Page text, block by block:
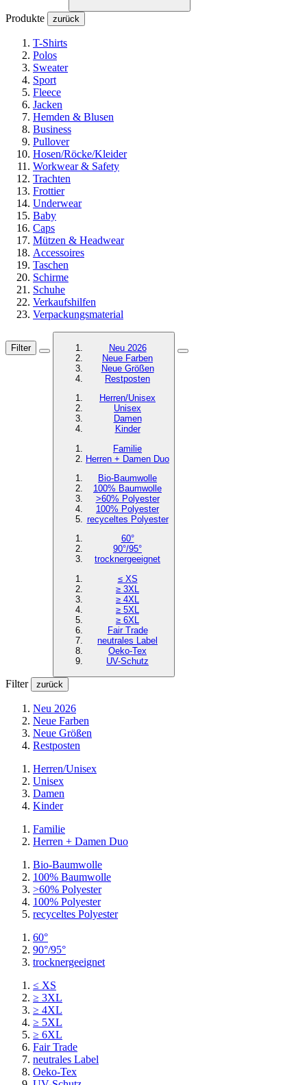
Produkte zurück
T-Shirts
Polos
Sweater
Sport
Fleece
Jacken
Hemden & Blusen
Business
Pullover
Hosen/Röcke/Kleider
Workwear & Safety
Trachten
Frottier
Underwear
Baby
Caps
Mützen & Headwear
Accessoires
Taschen
Schirme
Schuhe
Verkaufshilfen
Verpackungsmaterial
Filter
Neu 2026
Neue Farben
Neue Größen
Restposten
Herren/Unisex
Unisex
Damen
Kinder
Familie
Herren + Damen Duo
Bio-Baumwolle
100% Baumwolle
>60% Polyester
100% Polyester
recyceltes Polyester
60°
90°/95°
trocknergeeignet
≤ XS
≥ 3XL
≥ 4XL
≥ 5XL
≥ 6XL
Fair Trade
neutrales Label
Oeko-Tex
UV-Schutz
Filter zurück
Neu 2026
Neue Farben
Neue Größen
Restposten
Herren/Unisex
Unisex
Damen
Kinder
Familie
Herren + Damen Duo
Bio-Baumwolle
100% Baumwolle
>60% Polyester
100% Polyester
recyceltes Polyester
60°
90°/95°
trocknergeeignet
≤ XS
≥ 3XL
≥ 4XL
≥ 5XL
≥ 6XL
Fair Trade
neutrales Label
Oeko-Tex